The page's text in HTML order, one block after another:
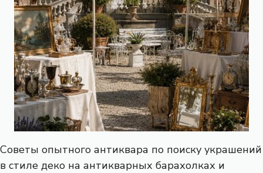
Советы опытного антиквара по поиску украшений
в стиле деко на антикварных барахолках и